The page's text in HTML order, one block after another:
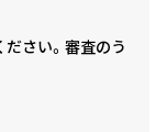
さい。審査のう